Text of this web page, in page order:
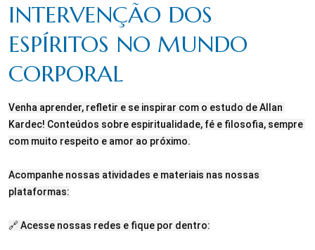
INTERVENÇÃO DOS
ESPÍRITOS NO MUNDO
CORPORAL
Venha aprender, refletir e se inspirar com o estudo de Allan
Kardec! Conteúdos sobre espiritualidade, fé e filosofia, sempre
com muito respeito e amor ao próximo.
Acompanhe nossas atividades e materiais nas nossas
plataformas:
🔗 Acesse nossas redes e fique por dentro: